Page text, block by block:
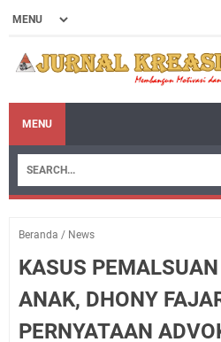
MENU
Beranda / News
KASUS
ANAK, DHONY
PERNYATAAN